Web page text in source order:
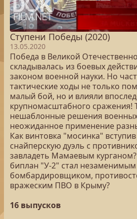
Ступени Победы (2020)
13.05.2020
Победа в Великой
складывалась из боевых
законом военной науки. Но
тактические ходы не только
малый бой, но и влияли
крупномасштабного сражения!
нешаблонные решения
неожиданное применение
Как винтовка "мосинка"
снайперскую дуэль с
завладеть Мамаевым
биплан "У-2" стал
бомбардировщиком,
вражеским ПВО в Крыму?
16 выпусков